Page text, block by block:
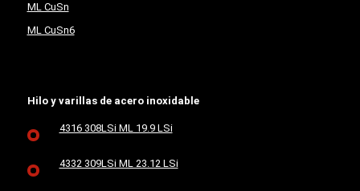
ML CuSn
ML CuSn6
Hilo y varillas de acero inoxidable
4316 308LSi ML 19.9 LSi
4332 309LSi ML 23.12 LSi